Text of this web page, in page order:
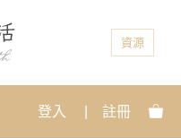
資源
登入 註冊